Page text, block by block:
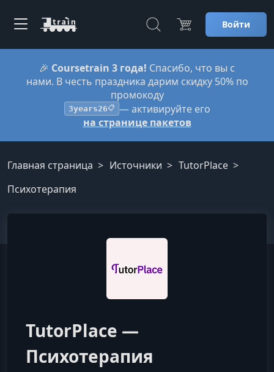
Войти
🎉 Coursetrain 3 года! Спасибо, что вы с
нами. В честь праздника дарим скидку 50% по
промокоду
3years26📋 — активируйте его
на странице пакетов
Главная страница Источники
TutorPlace
Психотерапия
TutorPlace —
Психотерапия